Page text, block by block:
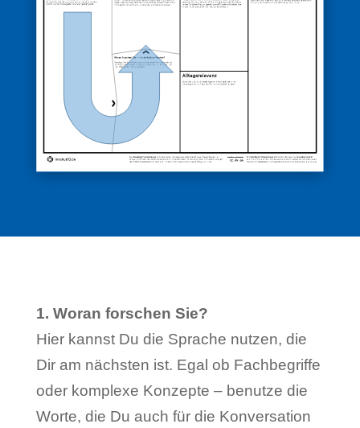
1. Woran forschen Sie?
Hier kannst Du die Sprache nutzen, die
Dir am nächsten ist. Egal ob Fachbegriffe
oder komplexe Konzepte – benutze die
Worte, die Du auch für die Konversation